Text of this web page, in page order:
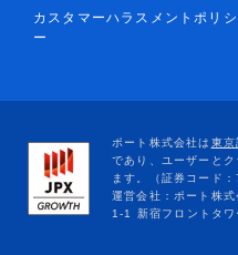
カスタマーハラスメントポリシ
ー